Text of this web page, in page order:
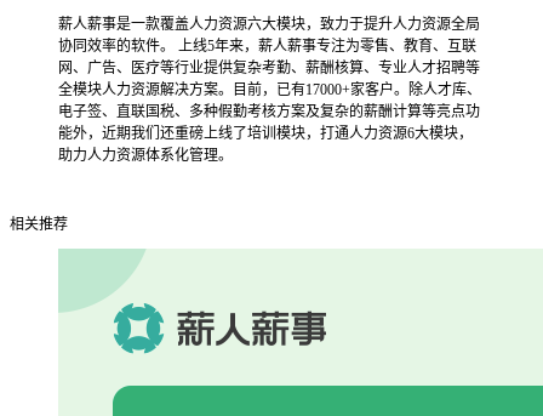
薪人薪事是一款覆盖人力资源六大模块，致力于提升人力资源全局
协同效率的软件。 上线5年来，薪人薪事专注为零售、教育、互联
网、广告、医疗等行业提供复杂考勤、薪酬核算、专业人才招聘等
全模块人力资源解决方案。目前，已有17000+家客户。除人才库、
电子签、直联国税、多种假勤考核方案及复杂的薪酬计算等亮点功
能外，近期我们还重磅上线了培训模块，打通人力资源6大模块，
助力人力资源体系化管理。
相关推荐